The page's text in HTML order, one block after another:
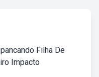
Filha De
Impacto